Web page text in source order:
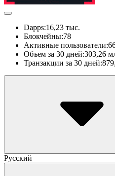
Dapps:16,23 тыс.
Блокчейны:78
Активные пользователи:
Объем за 30 дней:303,26
Транзакции за 30 дней:
Русский